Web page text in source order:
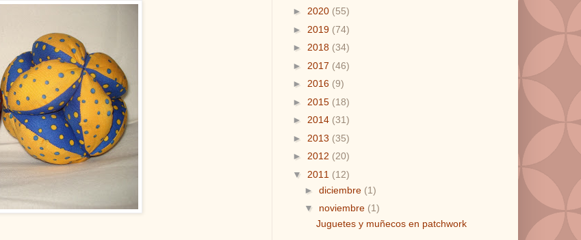
► 2020 (55)
► 2019 (74)
► 2018 (34)
► 2017 (46)
► 2016 (9)
► 2015 (18)
► 2014 (31)
► 2013 (35)
► 2012 (20)
▼ 2011 (12)
► diciembre (1)
▼ noviembre (1)
Juguetes y muñecos en patchwork